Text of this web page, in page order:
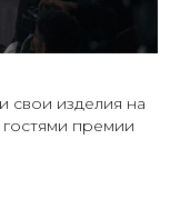
свои изделия на
премии